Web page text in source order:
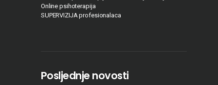
Online psihoterapija
SUPERVIZIJA profesionalaca
Posljednje novosti